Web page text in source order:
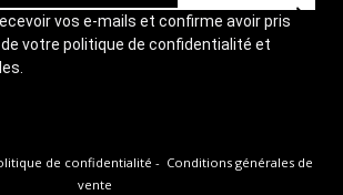
vos e-mails et confirme avoir pris
votre politique de confidentialité et
de confidentialité - Conditions générales de
vente